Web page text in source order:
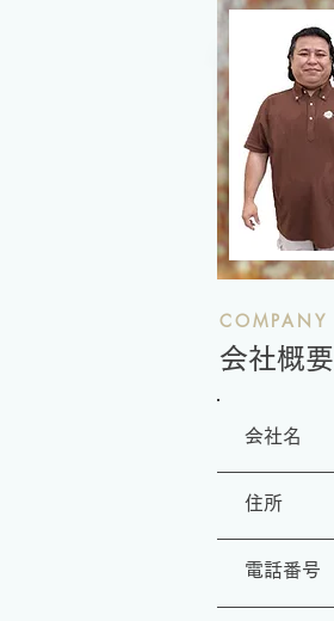
COMPANY
​会社概要
​会社名
​住所
​電話番号